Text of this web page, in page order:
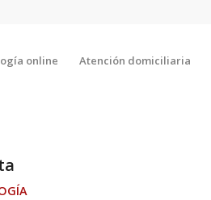
online Atención domiciliaria